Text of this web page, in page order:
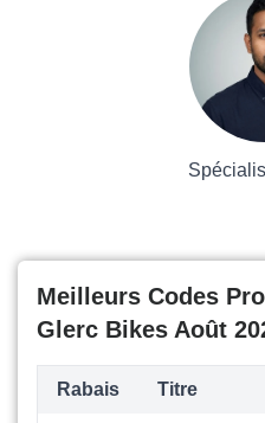
Meilleurs Codes
Glerc Bikes Août
Rabais Titre